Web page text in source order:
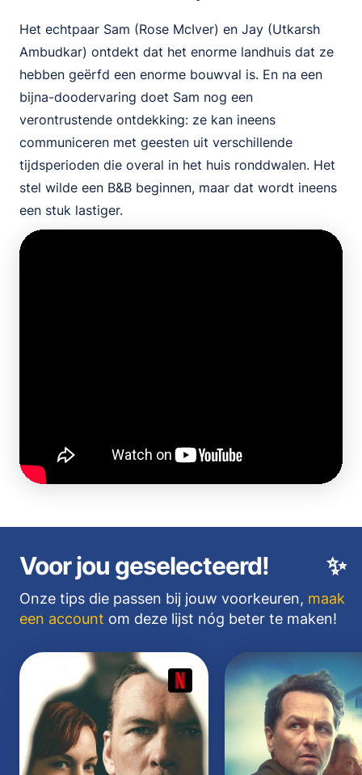
Het echtpaar Sam (Rose McIver) en Jay (Utkarsh
Ambudkar) ontdekt dat het enorme landhuis dat ze
hebben geërfd een enorme bouwval is. En na een
bijna-doodervaring doet Sam nog een
verontrustende ontdekking: ze kan ineens
communiceren met geesten uit verschillende
tijdsperioden die overal in het huis ronddwalen. Het
stel wilde een B&B beginnen, maar dat wordt ineens
een stuk lastiger.
✨
Voor jou geselecteerd!
Onze tips die passen bij jouw voorkeuren, maak
een account om deze lijst nóg beter te maken!